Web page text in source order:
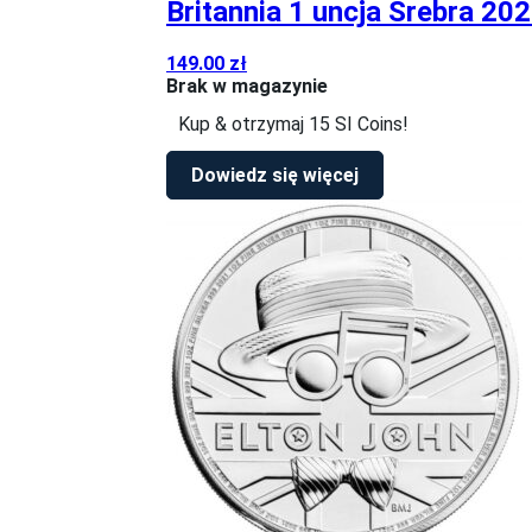
Britannia 1 uncja Srebra
149.00 zł
Brak w magazynie
Kup & otrzymaj 15 SI Coins!
Dowiedz się więcej